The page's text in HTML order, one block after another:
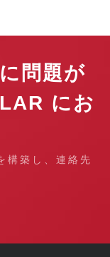
問題が
にお
構築し、連絡先